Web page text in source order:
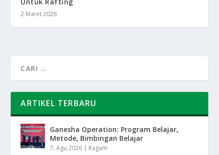
Untuk Rafting
2 Maret 2026
ARTIKEL TERBARU
Ganesha Operation: Program Belajar,
Metode, Bimbingan Belajar
7, Agu 2026 Ragam